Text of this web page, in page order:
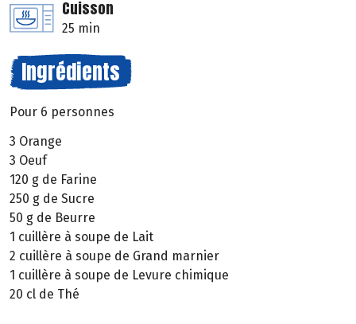
Cuisson
25 min
Ingrédients
Pour 6 personnes
3 Orange
3 Oeuf
120 g de Farine
250 g de Sucre
50 g de Beurre
1 cuillère à soupe de Lait
2 cuillère à soupe de Grand marnier
1 cuillère à soupe de Levure chimique
20 cl de Thé